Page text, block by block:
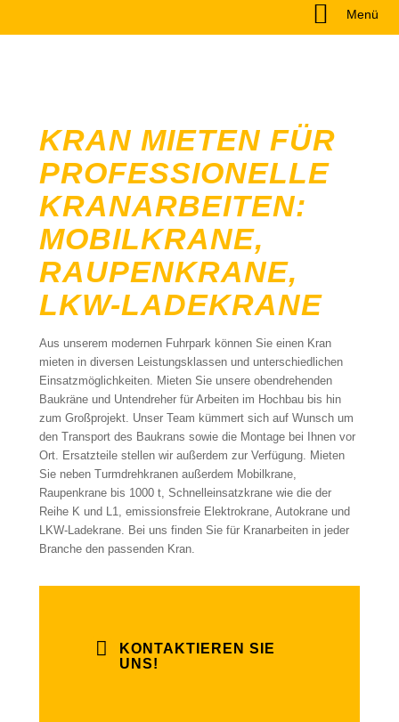
Menü
KRAN MIETEN FÜR
PROFESSIONELLE
KRANARBEITEN:
MOBILKRANE,
RAUPENKRANE,
LKW-LADEKRANE
Aus unserem modernen Fuhrpark können Sie einen Kran
mieten in diversen Leistungsklassen und unterschiedlichen
Einsatzmöglichkeiten. Mieten Sie unsere obendrehenden
Baukräne und Untendreher für Arbeiten im Hochbau bis hin
zum Großprojekt. Unser Team kümmert sich auf Wunsch um
den Transport des Baukrans sowie die Montage bei Ihnen vor
Ort. Ersatzteile stellen wir außerdem zur Verfügung. Mieten
Sie neben Turmdrehkranen außerdem Mobilkrane,
Raupenkrane bis 1000 t, Schnelleinsatzkrane wie die der
Reihe K und L1, emissionsfreie Elektrokrane, Autokrane und
LKW-Ladekrane. Bei uns finden Sie für Kranarbeiten in jeder
Branche den passenden Kran.
KONTAKTIEREN SIE
UNS!